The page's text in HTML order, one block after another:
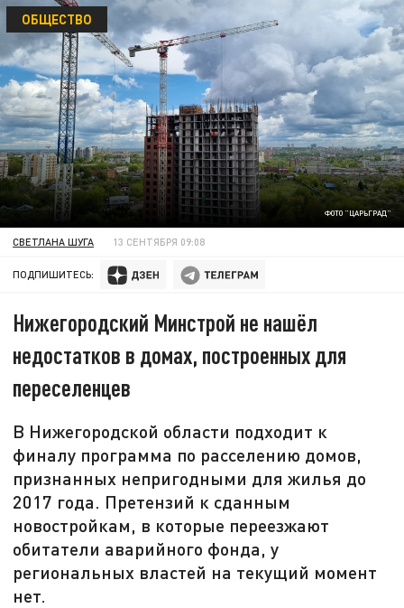
ФОТО "ЦАРЬГРАД"
ОБЩЕСТВО
СВЕТЛАНА ШУГА 13 СЕНТЯБРЯ 09:08
ПОДПИШИТЕСЬ:
Нижегородский Минстрой не нашёл
недостатков в домах, построенных для
переселенцев
В Нижегородской области подходит к
финалу программа по расселению домов,
признанных непригодными для жилья до
2017 года. Претензий к сданным
новостройкам, в которые переезжают
обитатели аварийного фонда, у
региональных властей на текущий момент
нет.